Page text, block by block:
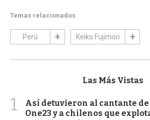
Temas relacionados
Perú Keiko Fujimori
Las Más Vistas
1
Así detuvieron al cantante
One23 y a chilenos que